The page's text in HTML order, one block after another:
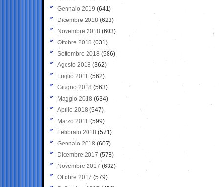
Gennaio 2019 (641)
Dicembre 2018 (623)
Novembre 2018 (603)
Ottobre 2018 (631)
Settembre 2018 (586)
Agosto 2018 (362)
Luglio 2018 (562)
Giugno 2018 (563)
Maggio 2018 (634)
Aprile 2018 (547)
Marzo 2018 (599)
Febbraio 2018 (571)
Gennaio 2018 (607)
Dicembre 2017 (578)
Novembre 2017 (632)
Ottobre 2017 (579)